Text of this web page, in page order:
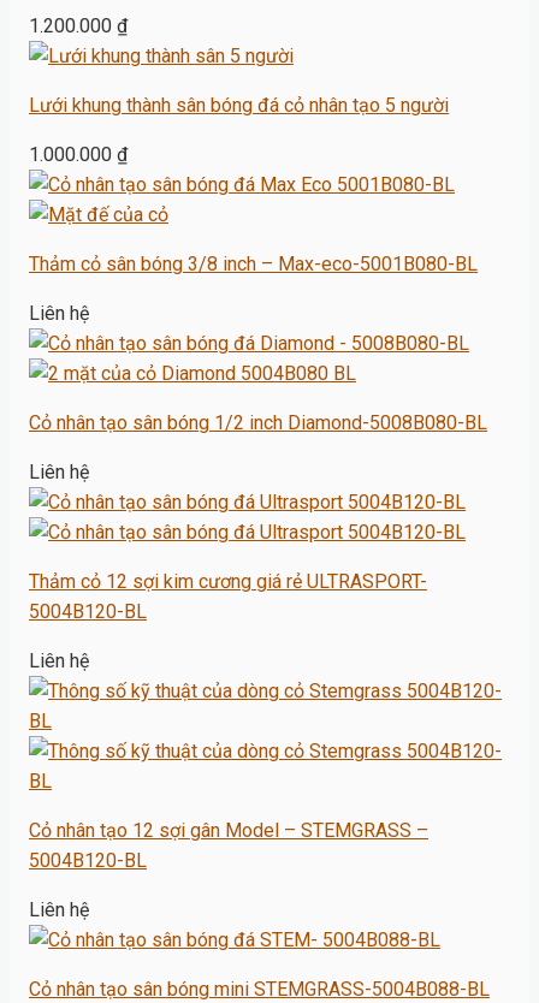
1.200.000 ₫
Lưới khung thành sân bóng đá cỏ nhân tạo 5 người
1.000.000 ₫
Thảm cỏ sân bóng 3/8 inch – Max-eco-5001B080-BL
Liên hệ
Cỏ nhân tạo sân bóng 1/2 inch Diamond-5008B080-BL
Liên hệ
Thảm cỏ 12 sợi kim cương giá rẻ ULTRASPORT-
5004B120-BL
Liên hệ
Cỏ nhân tạo 12 sợi gân Model – STEMGRASS –
5004B120-BL
Liên hệ
Cỏ nhân tạo sân bóng mini STEMGRASS-5004B088-BL